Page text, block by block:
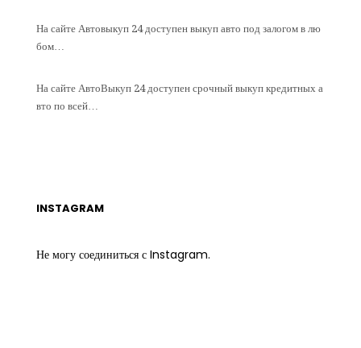
На сайте Автовыкуп 24 доступен выкуп авто под залогом в лю
бом…
На сайте АвтоВыкуп 24 доступен срочный выкуп кредитных а
вто по всей…
INSTAGRAM
Не могу соединиться с Instagram.